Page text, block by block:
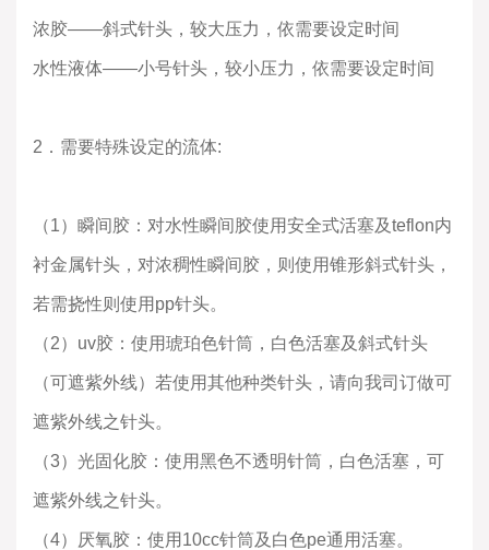
浓胶——斜式针头，较大压力，依需要设定时间
水性液体——小号针头，较小压力，依需要设定时间
2．需要特殊设定的流体:
（1）瞬间胶：对水性瞬间胶使用安全式活塞及teflon内
衬金属针头，对浓稠性瞬间胶，则使用锥形斜式针头，
若需挠性则使用pp针头。
（2）uv胶：使用琥珀色针筒，白色活塞及斜式针头
（可遮紫外线）若使用其他种类针头，请向我司订做可
遮紫外线之针头。
（3）光固化胶：使用黑色不透明针筒，白色活塞，可
遮紫外线之针头。
（4）厌氧胶：使用10cc针筒及白色pe通用活塞。